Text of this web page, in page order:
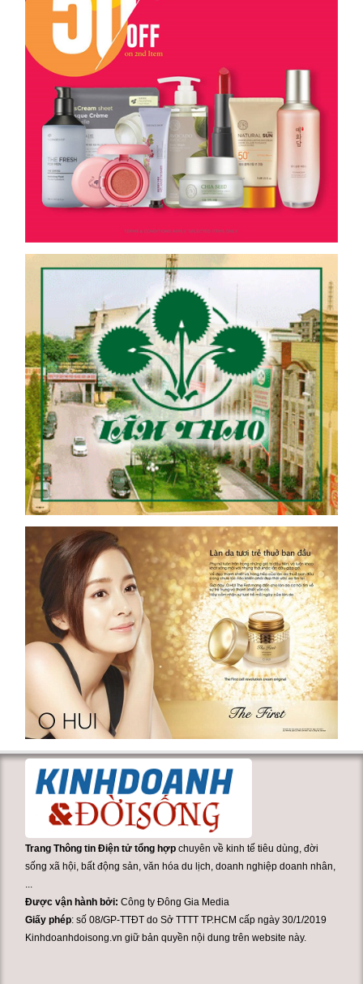
Trang Thông tin Điện tử tổng hợp chuyên về kinh tế tiêu dùng, đời
sống xã hội, bất động sản, văn hóa du lịch, doanh nghiệp doanh nhân,
Được vận hành bởi:Công ty Đông Gia Media
Giấy phép: số 08/GP-TTĐT do Sở TTTT TP.HCM cấp ngày 30/1/2019
Kinhdoanhdoisong.vn giữ bản quyền nội dung trên website này.